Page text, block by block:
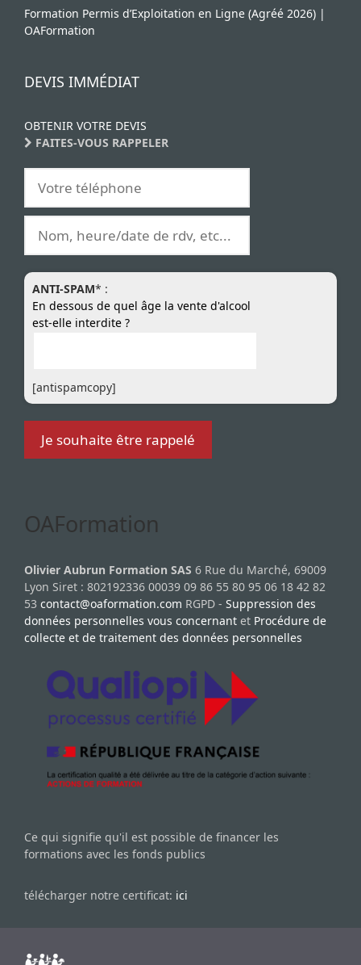
Formation Permis d’Exploitation en Ligne (Agréé 2026) |
OAFormation
DEVIS IMMÉDIAT
OBTENIR VOTRE DEVIS
FAITES-VOUS RAPPELER
ANTI-SPAM* :
En dessous de quel âge la vente d'alcool
est-elle interdite ?
[antispamcopy]
OAFormation
Olivier Aubrun Formation SAS 6 Rue du Marché, 69009
Lyon Siret : 802192336 00039 09 86 55 80 95 06 18 42 82
53 contact@oaformation.com RGPD - Suppression des
données personnelles vous concernant et Procédure de
collecte et de traitement des données personnelles
Ce qui signifie qu'il est possible de financer les
formations avec les fonds publics
télécharger notre certificat: ici